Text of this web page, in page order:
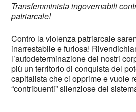
Transfemministə ingovernabili
patriarcale!
Contro la violenza patriarcale
inarrestabile e furiosa!
l’autodeterminazione dei nostri
più un territorio di conquista del
capitalista che ci opprime e vuole
“contribuenti” silenziosə del